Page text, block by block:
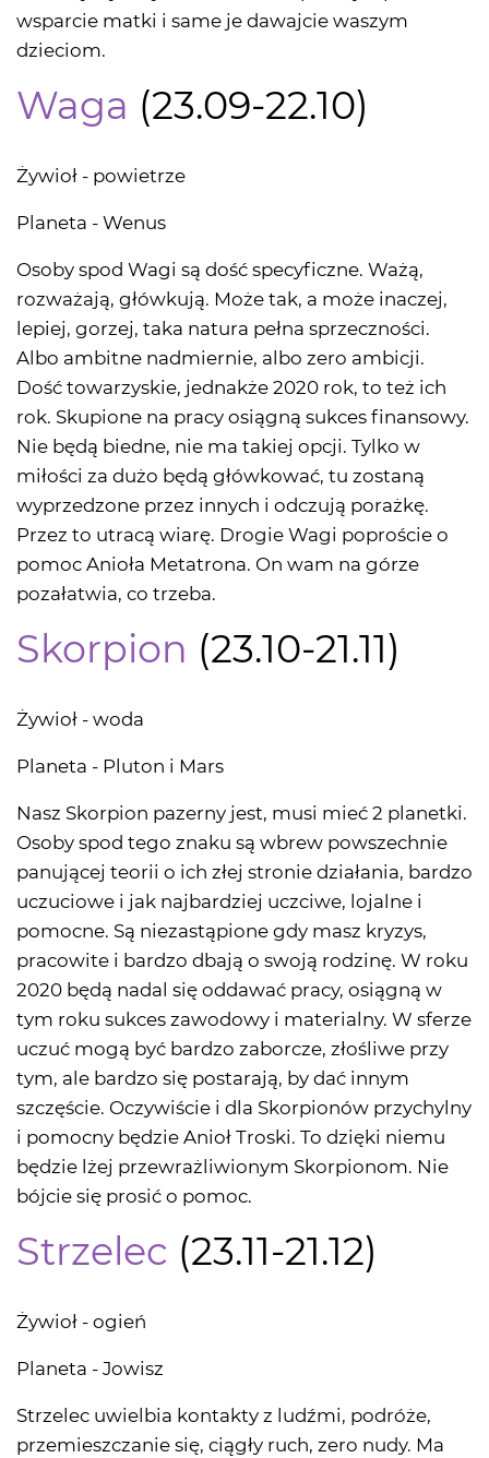
wsparcie matki i same je dawajcie waszym
dzieciom.
Waga (23.09-22.10)
Żywioł - powietrze
Planeta - Wenus
Osoby spod Wagi są dość specyficzne. Ważą,
rozważają, główkują. Może tak, a może inaczej,
lepiej, gorzej, taka natura pełna sprzeczności.
Albo ambitne nadmiernie, albo zero ambicji.
Dość towarzyskie, jednakże 2020 rok, to też ich
rok. Skupione na pracy osiągną sukces finansowy.
Nie będą biedne, nie ma takiej opcji. Tylko w
miłości za dużo będą główkować, tu zostaną
wyprzedzone przez innych i odczują porażkę.
Przez to utracą wiarę. Drogie Wagi poproście o
pomoc Anioła Metatrona. On wam na górze
pozałatwia, co trzeba.
Skorpion (23.10-21.11)
Żywioł - woda
Planeta - Pluton i Mars
Nasz Skorpion pazerny jest, musi mieć 2 planetki.
Osoby spod tego znaku są wbrew powszechnie
panującej teorii o ich złej stronie działania, bardzo
uczuciowe i jak najbardziej uczciwe, lojalne i
pomocne. Są niezastąpione gdy masz kryzys,
pracowite i bardzo dbają o swoją rodzinę. W roku
2020 będą nadal się oddawać pracy, osiągną w
tym roku sukces zawodowy i materialny. W sferze
uczuć mogą być bardzo zaborcze, złośliwe przy
tym, ale bardzo się postarają, by dać innym
szczęście. Oczywiście i dla Skorpionów przychylny
i pomocny będzie Anioł Troski. To dzięki niemu
będzie lżej przewrażliwionym Skorpionom. Nie
bójcie się prosić o pomoc.
Strzelec (23.11-21.12)
Żywioł - ogień
Planeta - Jowisz
Strzelec uwielbia kontakty z ludźmi, podróże,
przemieszczanie się, ciągły ruch, zero nudy. Ma